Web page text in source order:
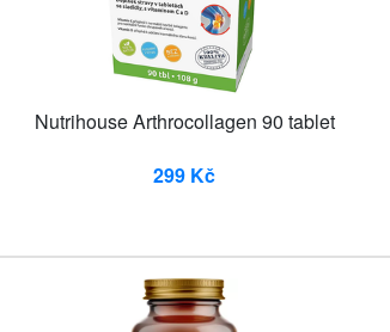
Nutrihouse Arthrocollagen 90 tablet
299 Kč